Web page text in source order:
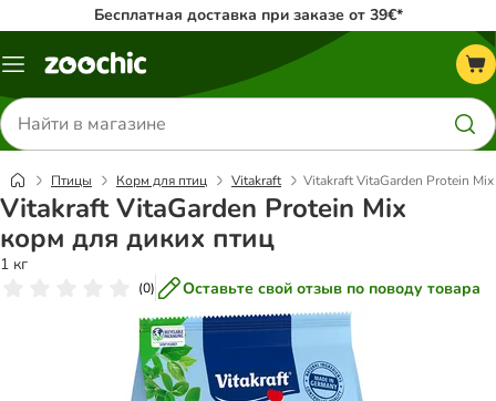
Бесплатная доставка при заказе от 39€*
Каталог
Поиск
товаров
Птицы Корм для птиц Vitakraft Vitakraft VitaGarden Protein
Vitakraft VitaGarden Protein Mix
корм для диких птиц
1 кг
(0) Оставьте свой отзыв по поводу товара